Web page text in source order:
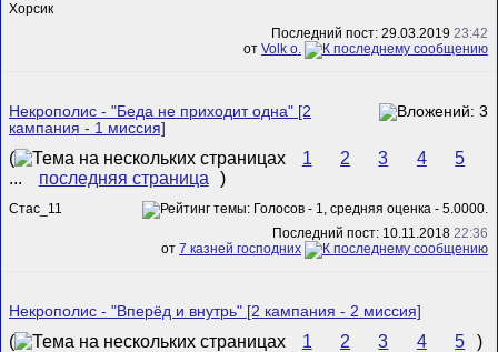
Хорсик
Последний пост: 29.03.2019 23:42
от Volk o.
Некрополис - "Беда не приходит одна" [2
кампания - 1 миссия]
( 1 2 3 4
5
...
последняя страница )
Стас_11
Последний пост: 10.11.2018 22:36
от 7 казней господних
Некрополис - "Вперёд и внутрь" [2 кампания - 2 миссия]
( 1 2 3 4 5 )